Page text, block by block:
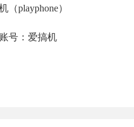
playphone）
号：爱搞机